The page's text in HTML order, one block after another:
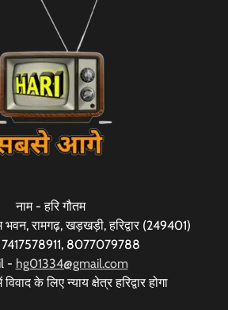
नाम - हरि गौतम
रामगढ़, खड़खड़ी, हरिद्वार (249401)
7417578911, 8077079788
- hg01334@gmail.com
के लिए न्याय क्षेत्र हरिद्वार होगा